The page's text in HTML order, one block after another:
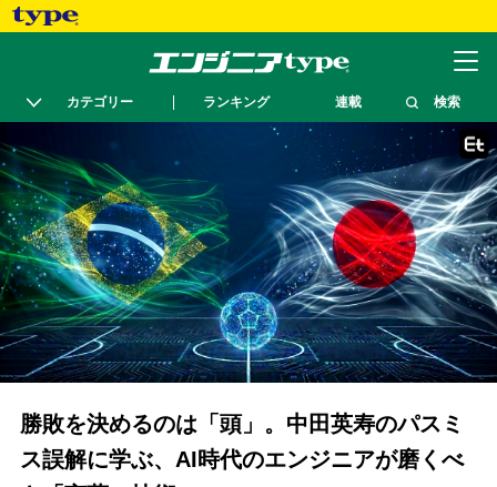
カテゴリー ランキング 連載 検索
勝敗を決めるのは「頭」。中田英寿のパスミ
ス誤解に学ぶ、AI時代のエンジニアが磨くべ